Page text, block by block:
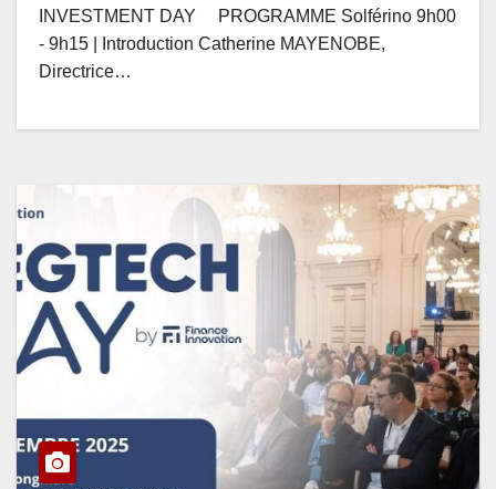
INVESTMENT DAY PROGRAMME Solférino 9h00
- 9h15 | Introduction Catherine MAYENOBE,
Directrice…